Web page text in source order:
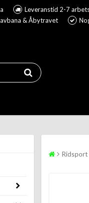
Leveranstid 2-7
& Åbytravet
Ridsport